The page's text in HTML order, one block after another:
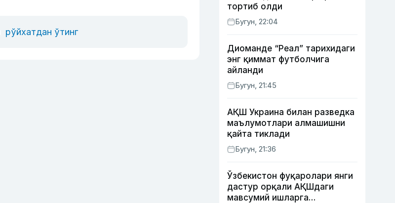
рўйхатдан ўтинг
тортиб олди
Бугун, 22:04
Диоманде “Реал” тарихидаги
энг қиммат футболчига
айланди
Бугун, 21:45
АҚШ Украина билан разведка
маълумотлари алмашишни
қайта тиклади
Бугун, 21:36
Ўзбекистон фуқаролари янги
дастур орқали АҚШдаги
мавсумий ишларга